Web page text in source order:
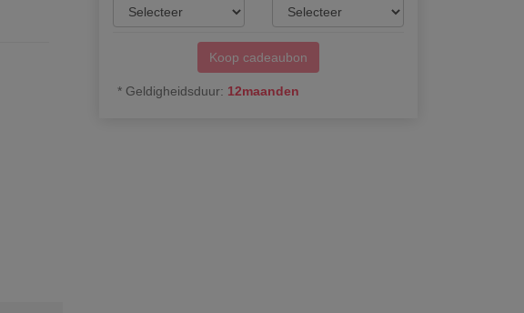
Koop cadeaubon
* Geldigheidsduur: 12maanden